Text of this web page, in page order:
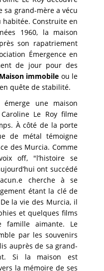
sa grand-mère a vécu
Construite en
1960, la maison
son rapatriement
Émergence en
de jour pour des
immobile ou le
quête de stabilité.
une maison
Le Roy filme
À côté de la porte
de métal témoigne
des Murcia. Comme
off, "l’histoire se
ont succédé
cherche à se
étant la clé de
la vie des Murcia, il
et quelques films
famille aimante. Le
par les souvenirs
auprès de sa grand-
Si la maison est
la mémoire de ses